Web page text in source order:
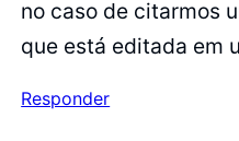
no caso de citarmos
que está editada em
Responder